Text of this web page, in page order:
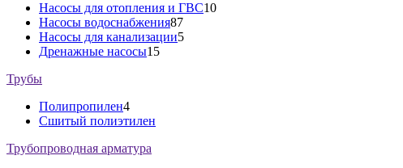
Насосы для отопления и ГВС10
Насосы водоснабжения87
Насосы для канализации5
Дренажные насосы15
Трубы
Полипропилен4
Сшитый полиэтилен
Трубопроводная арматура